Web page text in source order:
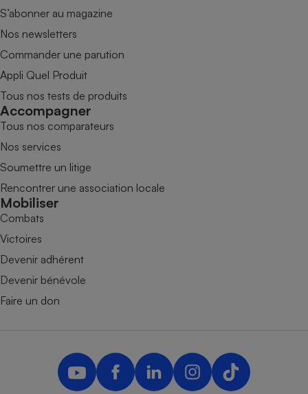
S’abonner au magazine
Nos newsletters
Commander une parution
Appli Quel Produit
Tous nos tests de produits
Accompagner
Tous nos comparateurs
Nos services
Soumettre un litige
Rencontrer une association locale
Mobiliser
Combats
Victoires
Devenir adhérent
Devenir bénévole
Faire un don